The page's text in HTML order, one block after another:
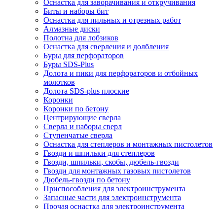
Оснастка для заворачивания и откручивания
Биты и наборы бит
Оснастка для пильных и отрезных работ
Алмазные диски
Полотна для лобзиков
Оснастка для сверления и долбления
Буры для перфораторов
Буры SDS-Plus
Долота и пики для перфораторов и отбойных
молотков
Долота SDS-plus плоские
Коронки
Коронки по бетону
Центрирующие сверла
Сверла и наборы сверл
Ступенчатые сверла
Оснастка для степлеров и монтажных пистолетов
Гвозди и шпильки для степлеров
Гвозди, шпильки, скобы, дюбель-гвозди
Гвозди для монтажных газовых пистолетов
Дюбель-гвозди по бетону
Приспособления для электроинструмента
Запасные части для электроинструмента
Прочая оснастка для электроинструмента